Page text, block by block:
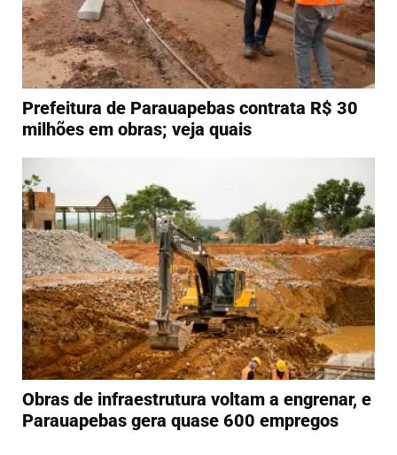
Prefeitura de Parauapebas contrata R$ 30
milhões em obras; veja quais
Obras de infraestrutura voltam a engrenar, e
Parauapebas gera quase 600 empregos